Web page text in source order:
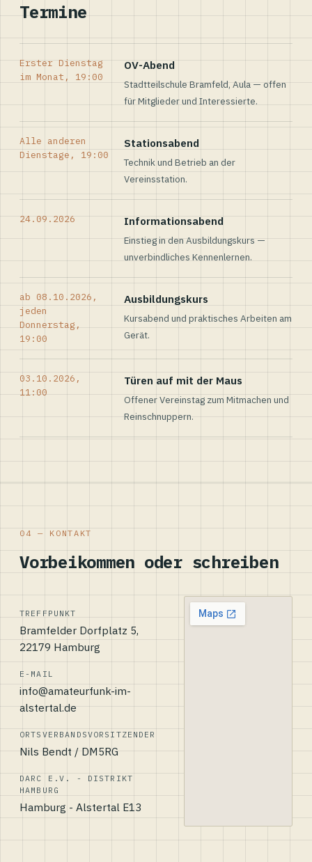
Termine
Erster Dienstag
im Monat, 19:00
OV-Abend
Stadtteilschule Bramfeld, Aula — offen
für Mitglieder und Interessierte.
Alle anderen
Dienstage, 19:00
Stationsabend
Technik und Betrieb an der
Vereinsstation.
24.09.2026 Informationsabend
Einstieg in den Ausbildungskurs —
unverbindliches Kennenlernen.
ab 08.10.2026,
jeden
Donnerstag,
19:00
Ausbildungskurs
Kursabend und praktisches Arbeiten am
Gerät.
03.10.2026,
11:00
Türen auf mit der Maus
Offener Vereinstag zum Mitmachen und
Reinschnuppern.
04 — KONTAKT
Vorbeikommen oder schreiben
TREFFPUNKT
Bramfelder Dorfplatz 5,
22179 Hamburg
E-MAIL
info@amateurfunk-im-
alstertal.de
ORTSVERBANDSVORSITZENDER
Nils Bendt / DM5RG
DARC E.V. - DISTRIKT
HAMBURG
Hamburg - Alstertal E13